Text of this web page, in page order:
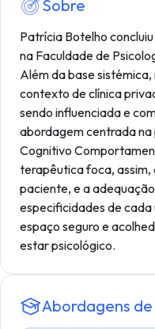
Sobre
Patrícia Botelho
na Faculdade de
Além da base
contexto de clínica
sendo influenciada e
abordagem centrada na
Cognitivo
terapêutica foca,
paciente, e a
especificidades de
espaço seguro e
estar psicológico.
Abordagens